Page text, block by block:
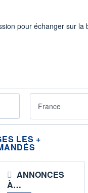
pour échanger sur
France
LES +
ANNONCES
À…